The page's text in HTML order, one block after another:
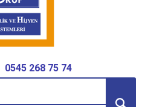
0545 268 75 74